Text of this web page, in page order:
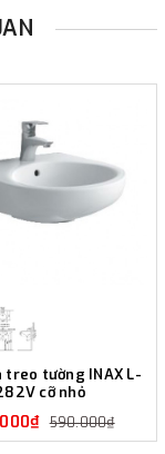
treo tường INAX L-
cỡ nhỏ
590.000₫